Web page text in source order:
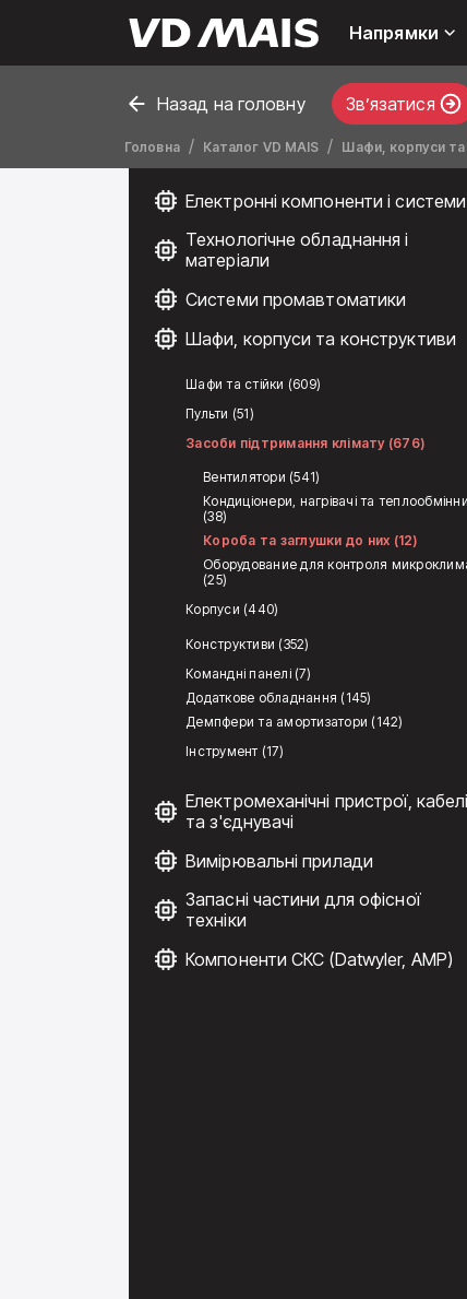
Напрямки
Назад на головну Звʼязатися
Головна Каталог VD MAIS Шафи, корпуси та
Електронні компоненти і системи
Технологічне обладнання і
матеріали
Системи промавтоматики
Шафи, корпуси та конструктиви
Шафи та стійки (609)
Пульти (51)
Засоби підтримання клімату (676)
Вентилятори (541)
Кондиціонери, нагрівачі та
(38)
Короба та заглушки до них (12)
Оборудование для контроля
(25)
Корпуси (440)
Конструктиви (352)
Командні панелі (7)
Додаткове обладнання (145)
Демпфери та амортизатори (142)
Інструмент (17)
Електромеханічні пристрої, кабелі
та з'єднувачі
Вимірювальні прилади
Запасні частини для офісної
техніки
Компоненти СКС (Datwyler, AMP)